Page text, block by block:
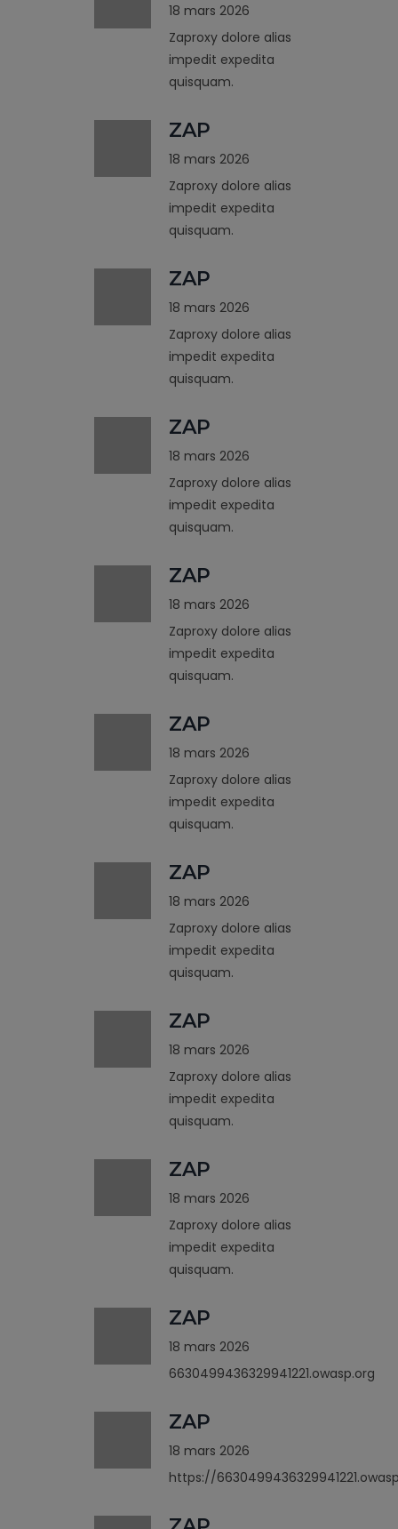
18 mars 2026
Zaproxy dolore alias
impedit expedita
quisquam.
ZAP
18 mars 2026
Zaproxy dolore alias
impedit expedita
quisquam.
ZAP
18 mars 2026
Zaproxy dolore alias
impedit expedita
quisquam.
ZAP
18 mars 2026
Zaproxy dolore alias
impedit expedita
quisquam.
ZAP
18 mars 2026
Zaproxy dolore alias
impedit expedita
quisquam.
ZAP
18 mars 2026
Zaproxy dolore alias
impedit expedita
quisquam.
ZAP
18 mars 2026
Zaproxy dolore alias
impedit expedita
quisquam.
ZAP
18 mars 2026
Zaproxy dolore alias
impedit expedita
quisquam.
ZAP
18 mars 2026
Zaproxy dolore alias
impedit expedita
quisquam.
ZAP
18 mars 2026
6630499436329941221.owasp.org
ZAP
18 mars 2026
https://